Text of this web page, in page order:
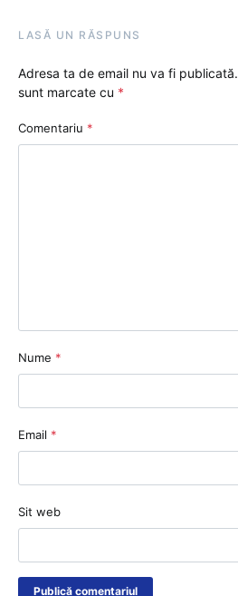
LASĂ UN RĂSPUNS
Adresa ta de email nu va fi publicată.
sunt marcate cu *
Comentariu *
Nume *
Email *
Sit web